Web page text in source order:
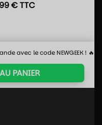
€TTC
avec le code NEWGEEK ! 🔥
PANIER